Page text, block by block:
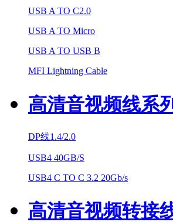
USB A TO C2.0
USB A TO Micro
USB A TO USB B
MFI Lightning Cable
高清音视频线系
DP线1.4/2.0
USB4 40GB/S
USB4 C TO C 3.2 20Gb/s
高清音视频转接